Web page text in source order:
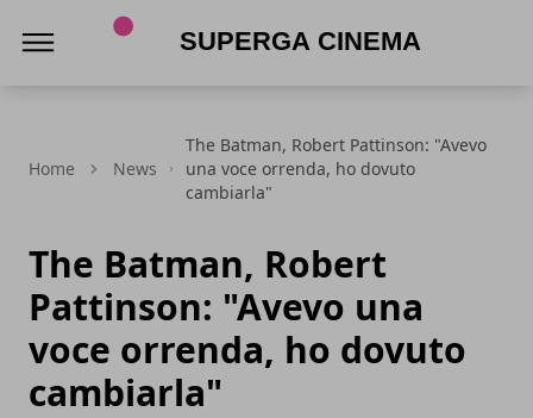
Home News
The Batman, Robert Pattinson: "Avevo
una voce orrenda, ho dovuto
cambiarla"
The Batman, Robert
Pattinson: "Avevo una
voce orrenda, ho dovuto
cambiarla"